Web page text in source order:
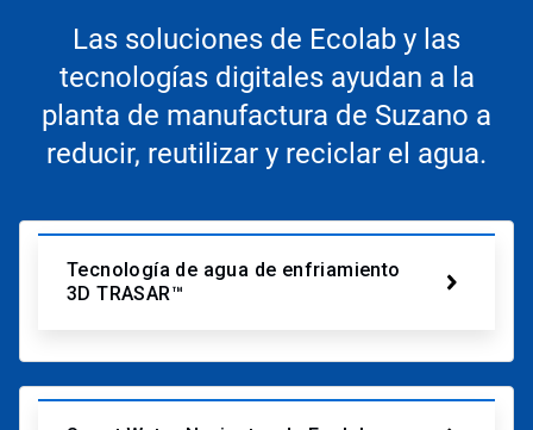
Las soluciones de Ecolab y las
tecnologías digitales ayudan a la
planta de manufactura de Suzano a
reducir, reutilizar y reciclar el agua.
Tecnología de agua de enfriamiento
3D TRASAR™